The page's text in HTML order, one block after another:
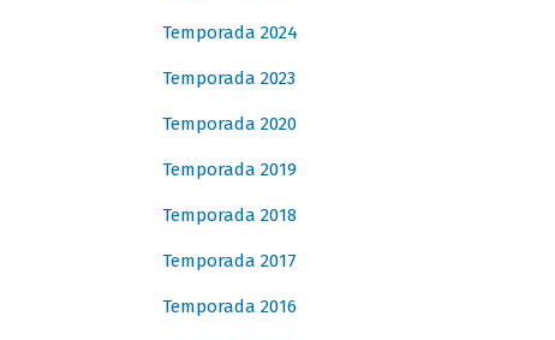
Temporada 2024
Temporada 2023
Temporada 2020
Temporada 2019
Temporada 2018
Temporada 2017
Temporada 2016